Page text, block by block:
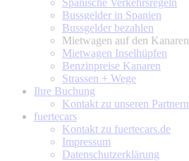
Spanische Verkehrsregeln
Bussgelder in Spanien
Bussgelder bezahlen
Mietwagen auf den Kanaren
Mietwagen Inselhüpfen
Benzinpreise Kanaren
Strassen + Wege
Ihre Buchung
Kontakt zu unseren Partnern
fuertecars
Kontakt zu fuertecars.de
Impressum
Datenschutzerklärung